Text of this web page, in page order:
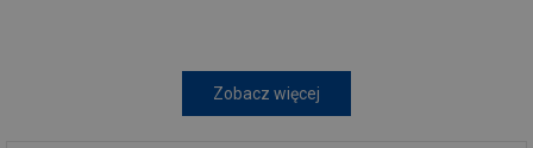
Zobacz więcej